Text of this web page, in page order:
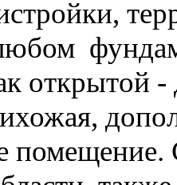
от МКАД
65;8 (925)